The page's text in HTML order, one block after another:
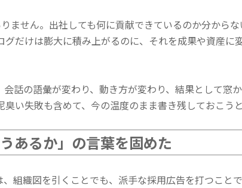
ません。出社しても何に貢献できているのか分から
だけは膨大に積み上がるのに、それを成果や資産に
話の語彙が変わり、動き方が変わり、結果として窓
い失敗も含めて、今の温度のまま書き残しておこうと
あるか」の言葉を固めた
組織図を引くことでも、派手な採用広告を打つこと